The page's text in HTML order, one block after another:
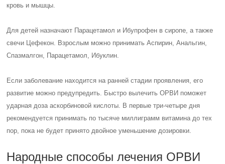
кровь и мышцы.
Для детей назначают Парацетамол и Ибупрофен в сиропе, а также
свечи Цефекон. Взрослым можно принимать Аспирин, Анальгин,
Спазмалгон, Парацетамол, Ибуклин.
Если заболевание находится на ранней стадии проявления, его
развитие можно предупредить. Быстро вылечить ОРВИ поможет
ударная доза аскорбиновой кислоты. В первые три-четыре дня
рекомендуется принимать по тысяче миллиграмм витамина до тех
пор, пока не будет принято двойное уменьшение дозировки.
Народные способы лечения ОРВИ